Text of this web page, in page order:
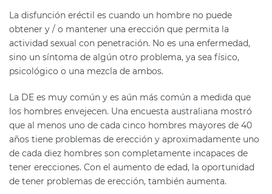
La disfunción eréctil es cuando un hombre no puede
obtener y / o mantener una erección que permita la
actividad sexual con penetración. No es una enfermedad,
sino un síntoma de algún otro problema, ya sea físico,
psicológico o una mezcla de ambos.
La DE es muy común y es aún más común a medida que
los hombres envejecen. Una encuesta australiana mostró
que al menos uno de cada cinco hombres mayores de 40
años tiene problemas de erección y aproximadamente uno
de cada diez hombres son completamente incapaces de
tener erecciones. Con el aumento de edad, la oportunidad
de tener problemas de erección, también aumenta.